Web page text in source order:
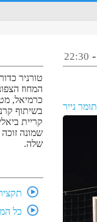
-
22:30
תומר נייר
טורניר
המחוז
כרמיאל,
בשיתוף
קריית
שמונה
שלה.
כל